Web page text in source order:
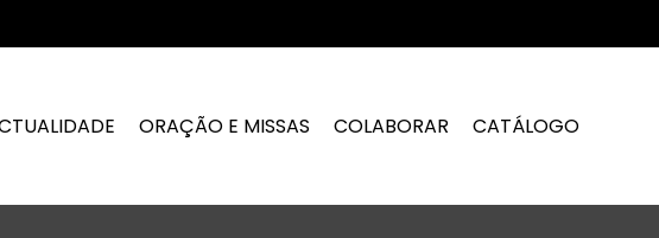
ORAÇÃO E MISSAS COLABORAR CATÁLOGO